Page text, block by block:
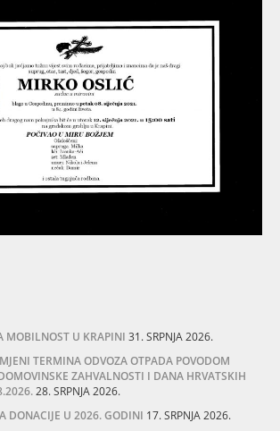
MOBILNOST U KRAPINI 31. SRPNJA 2026.
TERMINA ODVOZA OTPADA POVODOM
ZAHVALNOSTI I DANA HRVATSKIH
28. SRPNJA 2026.
DONACIJE U 2026. GODINI 17. SRPNJA 2026.